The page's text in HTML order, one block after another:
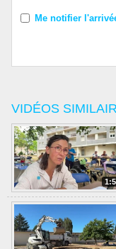
VIDÉOS
Me notifier